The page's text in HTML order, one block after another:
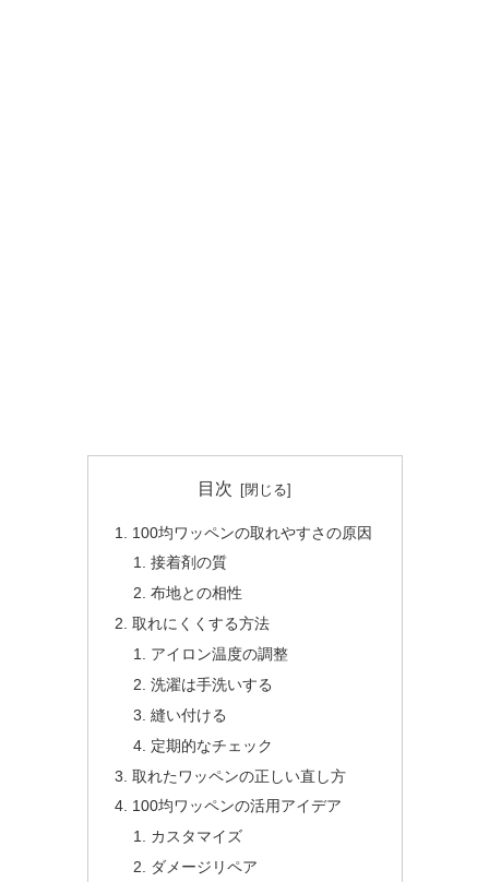
目次
100均ワッペンの取れやすさの原因
接着剤の質
布地との相性
取れにくくする方法
アイロン温度の調整
洗濯は手洗いする
縫い付ける
定期的なチェック
取れたワッペンの正しい直し方
100均ワッペンの活用アイデア
カスタマイズ
ダメージリペア